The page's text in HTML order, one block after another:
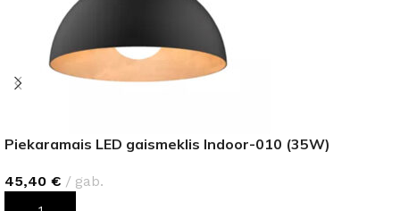
Piekaramais LED gaismeklis Indoor-010 (35W)
45,40 € gab.